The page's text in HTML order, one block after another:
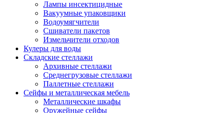
Лампы инсектицидные
Вакуумные упаковщики
Водоумягчители
Сшиватели пакетов
Измельчители отходов
Кулеры для воды
Складские стеллажи
Архивные стеллажи
Среднегрузовые стеллажи
Паллетные стеллажи
Сейфы и металлическая мебель
Металлические шкафы
Оружейные сейфы